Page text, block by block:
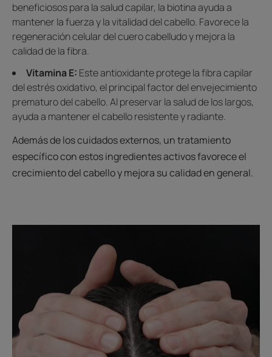
beneficiosos para la salud capilar, la biotina ayuda a
mantener la fuerza y la vitalidad del cabello. Favorece la
regeneración celular del cuero cabelludo y mejora la
calidad de la fibra.
Vitamina E: Este antioxidante protege la fibra capilar
del estrés oxidativo, el principal factor del envejecimiento
prematuro del cabello. Al preservar la salud de los largos,
ayuda a mantener el cabello resistente y radiante.
Además de los cuidados externos, un tratamiento
específico con estos ingredientes activos favorece el
crecimiento del cabello y mejora su calidad en general.